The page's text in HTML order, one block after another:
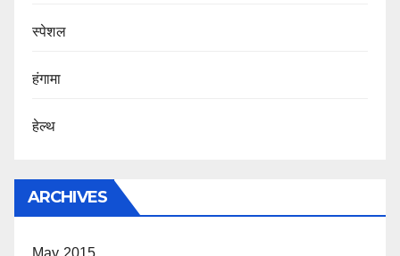
स्पेशल
हंगामा
हेल्थ
ARCHIVES